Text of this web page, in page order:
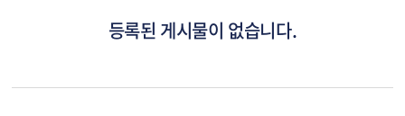
등록된 게시물이 없습니다.